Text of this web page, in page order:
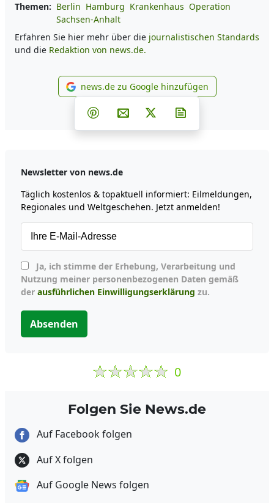
Themen: Berlin Hamburg Krankenhaus Operation
Sachsen-Anhalt
Erfahren Sie hier mehr über die journalistischen Standards
und die Redaktion von news.de.
news.de zu Google
news.de zu Google hinzufügen
Teilen auf Facebook
Teilen auf Whatsapp
Teilen auf Telegram
Teilen auf Pinterest
Per E-Mail teilen
Post auf X
Newsletter von news.de
Täglich kostenlos & topaktuell informiert: Eilmeldungen,
Regionales und Weltgeschehen. Jetzt anmelden!
Nutzung meiner personenbezogenen Daten gemäß
der ausführlichen Einwilligungserklärung zu.
Absenden
0
Folgen Sie News.de
Auf Facebook folgen
Auf X folgen
Auf Google News folgen